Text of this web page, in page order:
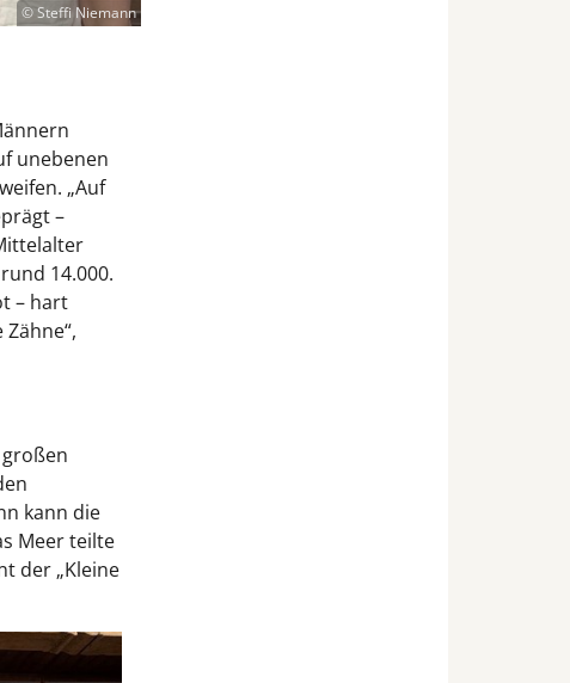
© Steffi Niemann
unebenen
„Auf
–
14.000.
– hart
kann die
Meer teilte
der „Kleine